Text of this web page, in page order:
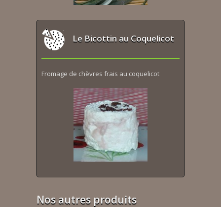
Le Bicottin au Coquelicot
Fromage de chèvres frais au coquelicot
Nos autres produits